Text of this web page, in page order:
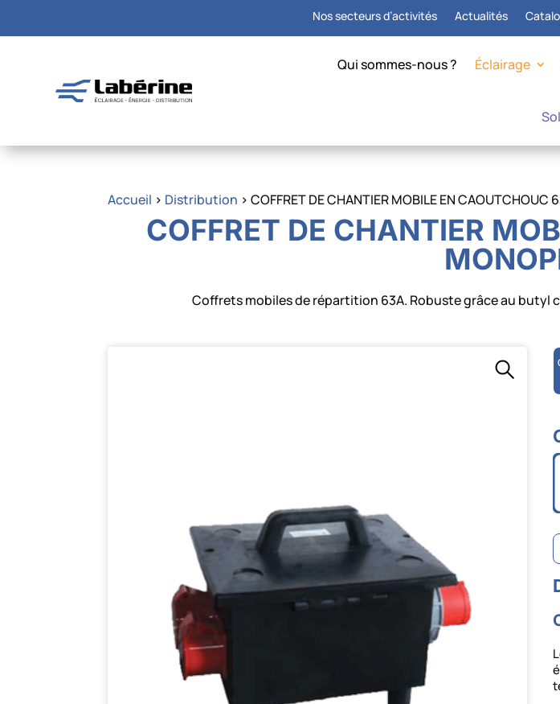
Nos secteurs d’activités Actualités
Qui sommes-nous ? Éclairage
Accueil > Distribution > COFFRET DE CHANTIER MOBILE EN CAOUTCHOUC
COFFRET DE CHANTIER
Coffrets mobiles de répartition 63A. Robuste grâce au